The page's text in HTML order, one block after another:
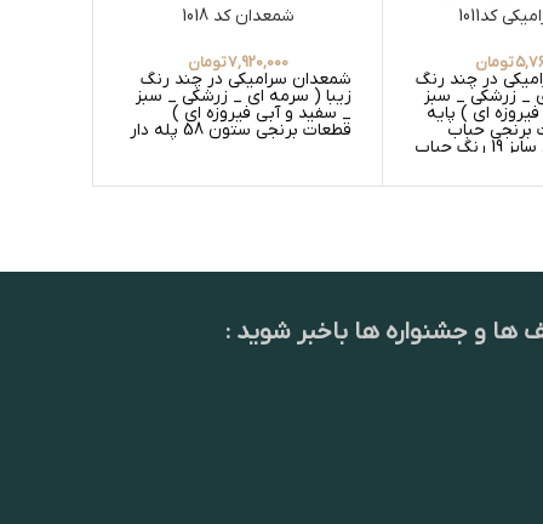
کد1011
تومان
در چند رنگ
_ زرشکی _ سبز
ای ) پایه
برنجی حباب
قالپاقی لبچین سایز 19 رنگ حباب
شمعدان کد 1018
7,920,000تومان
شمعدان سرامیکی در چند رنگ
زیبا ( سرمه ای _ زرشکی _ سبز
_ سفید و آبی فیروزه ای )
قطعات برنجی ستون 58 پله دار
ها و جشنواره ها باخبر شوید :